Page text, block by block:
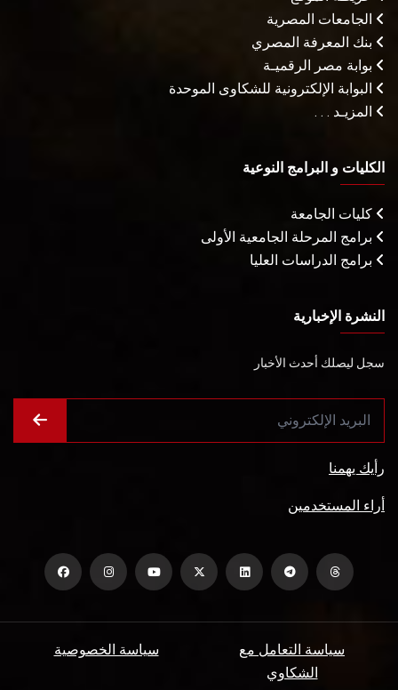
الجامعات المصرية
بنك المعرفة المصري
بوابة مصر الرقميـة
البوابة الإلكترونية للشكاوى الموحدة
المزيـد . . .
الكليات و البرامج النوعية
كليات الجامعة
برامج المرحلة الجامعية الأولى
برامج الدراسات العليا
النشرة الإخبارية
سجل ليصلك أحدث الأخبار
رأيك يهمنا
أراء المستخدمين
سياسة الخصوصية
سياسة التعامل مع
الشكاوي